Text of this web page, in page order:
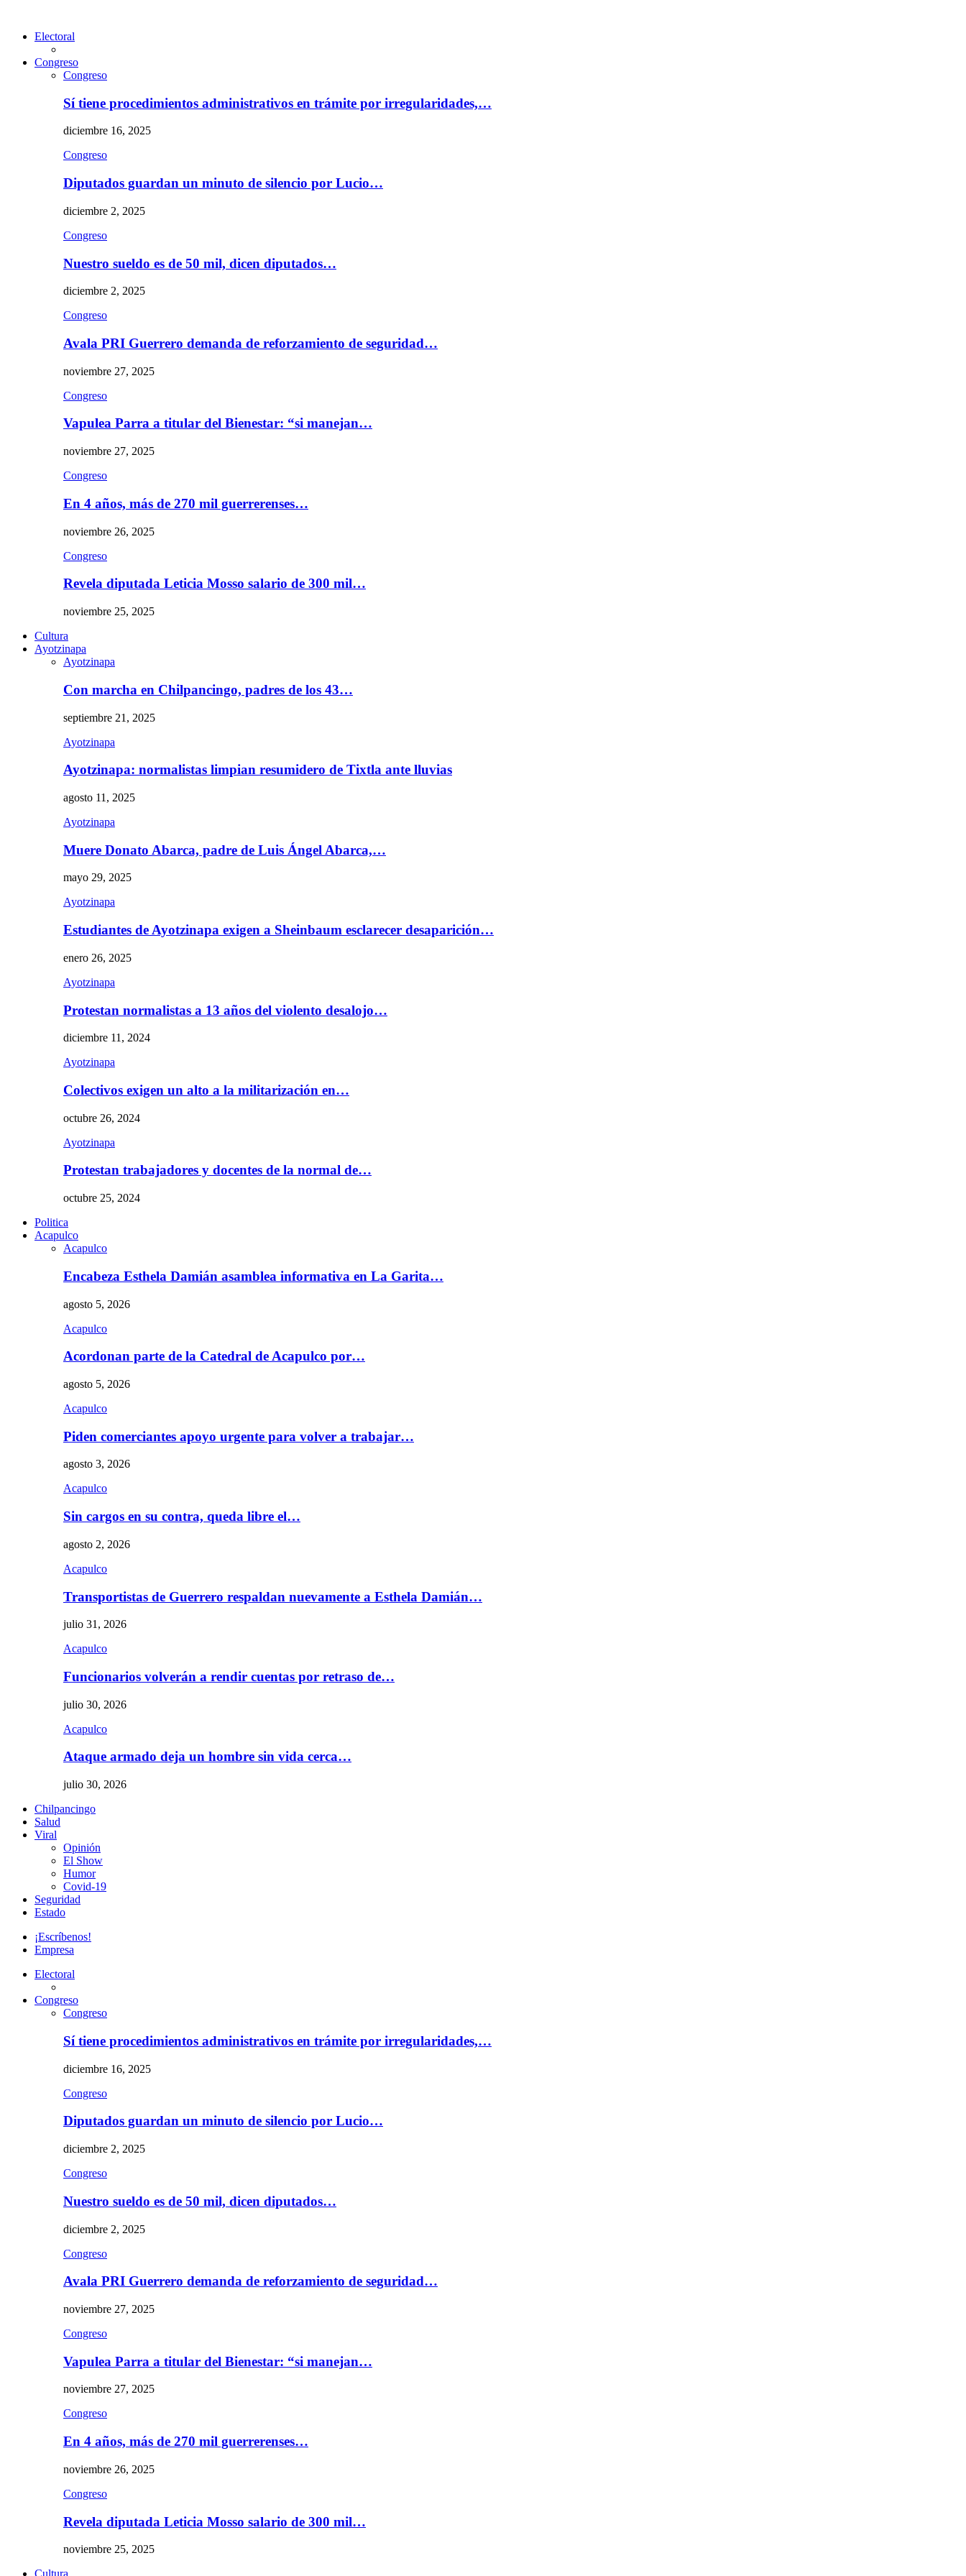
Electoral
Congreso
Congreso
Sí tiene procedimientos administrativos en trámite por irregularidades,…
diciembre 16, 2025
Congreso
Diputados guardan un minuto de silencio por Lucio…
diciembre 2, 2025
Congreso
Nuestro sueldo es de 50 mil, dicen diputados…
diciembre 2, 2025
Congreso
Avala PRI Guerrero demanda de reforzamiento de seguridad…
noviembre 27, 2025
Congreso
Vapulea Parra a titular del Bienestar: “si manejan…
noviembre 27, 2025
Congreso
En 4 años, más de 270 mil guerrerenses…
noviembre 26, 2025
Congreso
Revela diputada Leticia Mosso salario de 300 mil…
noviembre 25, 2025
Cultura
Ayotzinapa
Ayotzinapa
Con marcha en Chilpancingo, padres de los 43…
septiembre 21, 2025
Ayotzinapa
Ayotzinapa: normalistas limpian resumidero de Tixtla ante lluvias
agosto 11, 2025
Ayotzinapa
Muere Donato Abarca, padre de Luis Ángel Abarca,…
mayo 29, 2025
Ayotzinapa
Estudiantes de Ayotzinapa exigen a Sheinbaum esclarecer desaparición…
enero 26, 2025
Ayotzinapa
Protestan normalistas a 13 años del violento desalojo…
diciembre 11, 2024
Ayotzinapa
Colectivos exigen un alto a la militarización en…
octubre 26, 2024
Ayotzinapa
Protestan trabajadores y docentes de la normal de…
octubre 25, 2024
Politica
Acapulco
Acapulco
Encabeza Esthela Damián asamblea informativa en La Garita…
agosto 5, 2026
Acapulco
Acordonan parte de la Catedral de Acapulco por…
agosto 5, 2026
Acapulco
Piden comerciantes apoyo urgente para volver a trabajar…
agosto 3, 2026
Acapulco
Sin cargos en su contra, queda libre el…
agosto 2, 2026
Acapulco
Transportistas de Guerrero respaldan nuevamente a Esthela Damián…
julio 31, 2026
Acapulco
Funcionarios volverán a rendir cuentas por retraso de…
julio 30, 2026
Acapulco
Ataque armado deja un hombre sin vida cerca…
julio 30, 2026
Chilpancingo
Salud
Viral
Opinión
El Show
Humor
Covid-19
Seguridad
Estado
¡Escríbenos!
Empresa
Electoral
Congreso
Congreso
Sí tiene procedimientos administrativos en trámite por irregularidades,…
diciembre 16, 2025
Congreso
Diputados guardan un minuto de silencio por Lucio…
diciembre 2, 2025
Congreso
Nuestro sueldo es de 50 mil, dicen diputados…
diciembre 2, 2025
Congreso
Avala PRI Guerrero demanda de reforzamiento de seguridad…
noviembre 27, 2025
Congreso
Vapulea Parra a titular del Bienestar: “si manejan…
noviembre 27, 2025
Congreso
En 4 años, más de 270 mil guerrerenses…
noviembre 26, 2025
Congreso
Revela diputada Leticia Mosso salario de 300 mil…
noviembre 25, 2025